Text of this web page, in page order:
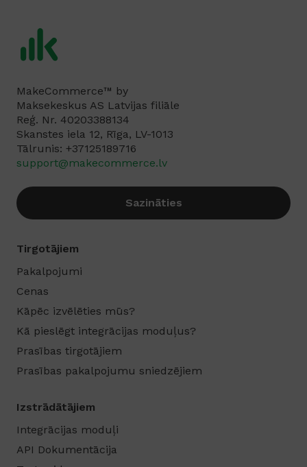
MakeCommerce™ by
Maksekeskus AS Latvijas filiāle
Reģ. Nr. 40203388134
Skanstes iela 12, Rīga, LV-1013
Tālrunis: +37125189716‬
support@makecommerce.lv
Sazināties
Tirgotājiem
Pakalpojumi
Cenas
Kāpēc izvēlēties mūs?
Kā pieslēgt integrācijas moduļus?
Prasības tirgotājiem
Prasības pakalpojumu sniedzējiem
Izstrādātājiem
Integrācijas moduļi
API Dokumentācija